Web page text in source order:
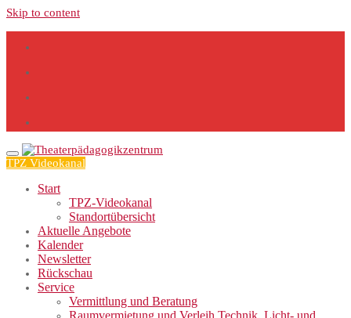
Skip to content
TPZ Videokanal
Start
TPZ-Videokanal
Standortübersicht
Aktuelle Angebote
Kalender
Newsletter
Rückschau
Service
Vermittlung und Beratung
Raumvermietung und Verleih Technik, Licht- und